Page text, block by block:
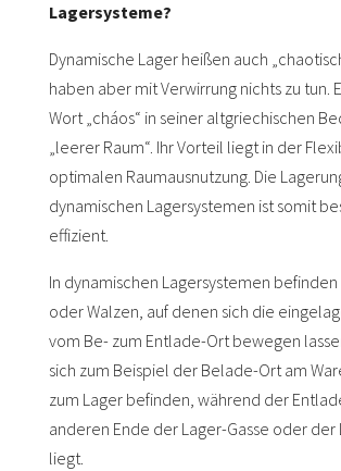
Lagersysteme?
Dynamische Lager heißen auch
haben aber mit Verwirrung nichts zu tun.
Wort „cháos“ in seiner altgriechischen
„leerer Raum“. Ihr Vorteil liegt in der
optimalen Raumausnutzung. Die
dynamischen Lagersystemen ist somit
effizient.
In dynamischen Lagersystemen
oder Walzen, auf denen sich die
vom Be- zum Entlade-Ort bewegen
sich zum Beispiel der Belade-Ort am
zum Lager befinden, während der
anderen Ende der Lager-Gasse oder der
liegt.